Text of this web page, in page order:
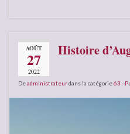
AOÛT
27
2022
Histoire
Deadministrateurdans la catégorie63 -